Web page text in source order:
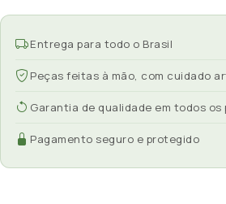
Entrega para todo o Brasil
Peças feitas à mão, com cuidado
Garantia de qualidade em todos os
Pagamento seguro e protegido